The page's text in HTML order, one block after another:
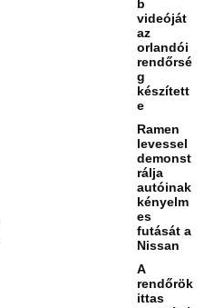
b
videóját
az
orlandói
rendőrsé
g
készített
e
Ramen
levessel
demonst
rálja
autóinak
kényelm
es
futását a
Nissan
A
rendőrök
ittas